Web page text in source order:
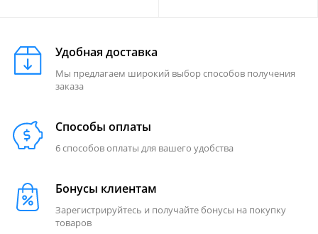
Удобная доставка
Мы предлагаем широкий выбор способов получения
заказа
Способы оплаты
6 способов оплаты для вашего удобства
Бонусы клиентам
Зарегистрируйтесь и получайте бонусы на покупку
товаров